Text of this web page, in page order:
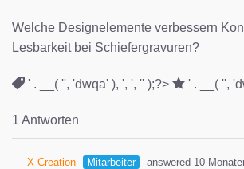
Welche Designelemente verbessern
Lesbarkeit bei Schiefergravuren?
' . __( '', 'dwqa' ), ', ', '' );?> ' . __( '',
1 Antworten
X-Creation Mitarbeiter answered 10